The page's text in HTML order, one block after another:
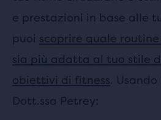
e prestazioni in base alle
puoi scoprire quale
sia più adatta al tuo stile
obiettivi di fitness.
Dott.ssa Petrey: